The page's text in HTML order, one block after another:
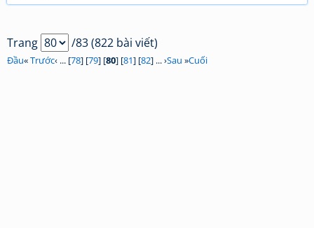
Trang /83 (822 bài viết)
Đầu«Trước‹ ... [78] [79] [80] [81] [82] ... ›Sau »Cuối